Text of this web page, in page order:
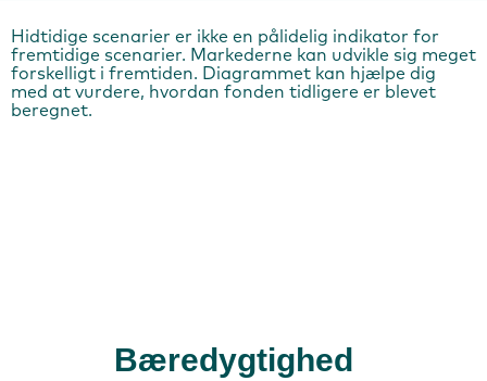
Hidtidige scenarier er ikke en pålidelig indikator for
fremtidige scenarier. Markederne kan udvikle sig meget
forskelligt i fremtiden. Diagrammet kan hjælpe dig
med at vurdere, hvordan fonden tidligere er blevet
beregnet.
Bæredygtighed